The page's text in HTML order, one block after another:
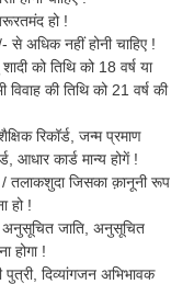
हो !
अधिक नहीं होनी चाहिए !
को तिथि को 18 वर्ष या
की तिथि को 21 वर्ष की
रिकॉर्ड, जन्म प्रमाण
आधार कार्ड मान्य होगें !
/ तलाकशुदा जिसका क़ानूनी रूप
हो !
अनुसूचित जाति, अनुसूचित
होगा !
पुत्री, दिव्यांगजन अभिभावक